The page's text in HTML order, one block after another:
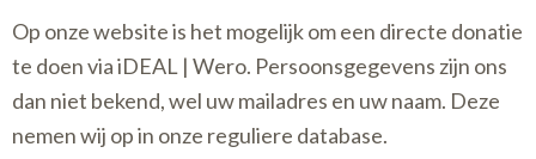
Op onze website is het mogelijk om een directe donatie
te doen via iDEAL | Wero. Persoonsgegevens zijn ons
dan niet bekend, wel uw mailadres en uw naam. Deze
nemen wij op in onze reguliere database.